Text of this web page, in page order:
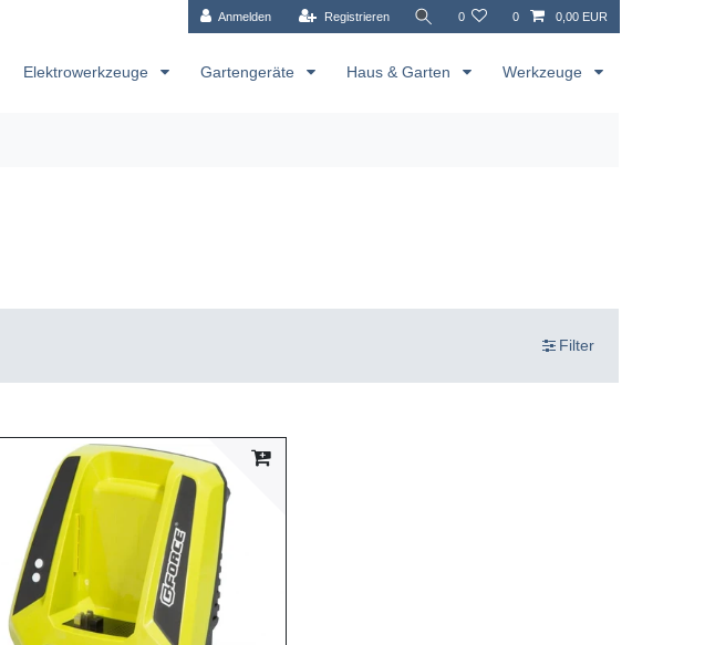
Anmelden Registrieren 0 0 0,00 EUR
Elektrowerkzeuge Gartengeräte Haus & Garten Werkzeuge
Filter